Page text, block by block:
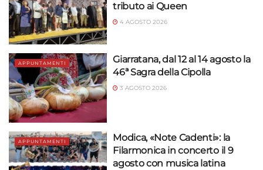
tributo ai Queen
4 AGOSTO 2026
APPUNTAMENTI
Giarratana, dal 12 al 14 agosto la
46ª Sagra della Cipolla
3 AGOSTO 2026
APPUNTAMENTI
Modica, «Note Cadenti»: la
Filarmonica in concerto il 9
agosto con musica latina